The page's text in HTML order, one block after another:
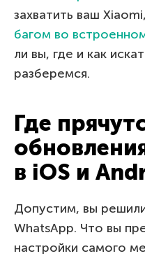
захватить ваш Xiaomi,
багом во
ли вы, где и как
разберемся.
Где
в iOS и
Допустим, вы
WhatsApp. Что вы
настройки самого